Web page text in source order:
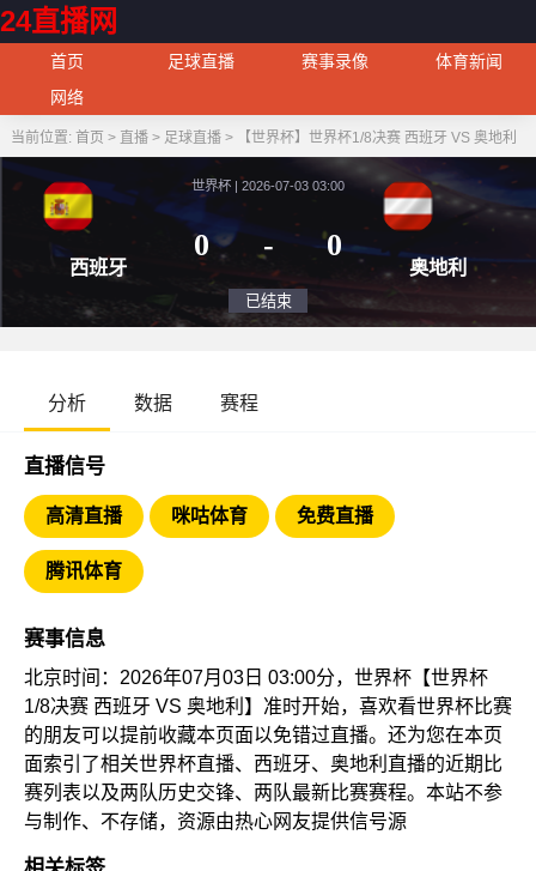
24直播网
首页 足球直播 赛事录像
体育新闻
网络
当前位置: 首页 > 直播> 足球直播> 【世界杯】世界杯1/8决赛 西班牙 VS 奥地利
西班牙
世界杯 | 2026-07-03 03:00
0
奥
分析 数据 赛程
直播信号
高清直播 咪咕体育 免费直播
腾讯体育
赛事信息
北京时间：2026年07月03日 03:00分，世界杯【世界杯
1/8决赛 西班牙 VS 奥地利】准时开始，喜欢看世界杯比赛
的朋友可以提前收藏本页面以免错过直播。还为您在本页
面索引了相关世界杯直播、西班牙、奥地利直播的近期比
赛列表以及两队历史交锋、两队最新比赛赛程。本站不参
与制作、不存储，资源由热心网友提供信号源